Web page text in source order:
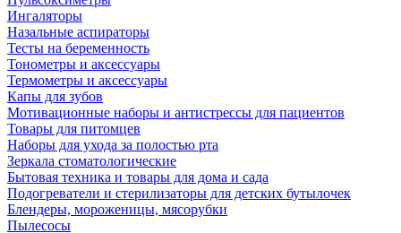
Ингаляторы
Назальные аспираторы
Тесты на беременность
Тонометры и аксессуары
Термометры и аксессуары
Капы для зубов
Мотивационные наборы и антистрессы для пациентов
Товары для питомцев
Наборы для ухода за полостью рта
Зеркала стоматологические
Бытовая техника и товары для дома и сада
Подогреватели и стерилизаторы для детских бутылочек
Блендеры, мороженицы, мясорубки
Пылесосы